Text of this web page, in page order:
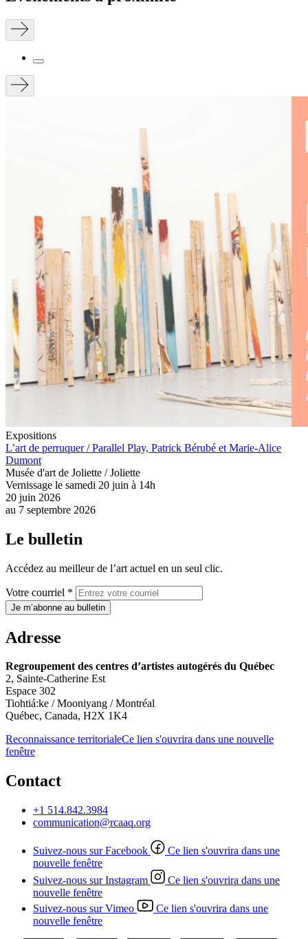
Expositions
L’art de perruquer / Parallel Play​, Patrick Bérubé et Marie-Alice
Dumont
Musée d'art de Joliette / Joliette
Vernissage le samedi 20 juin à 14h
20 juin 2026
au 7 septembre 2026
Le bulletin
Accédez au meilleur de l’art actuel en un seul clic.
Votre courriel *
Je m’abonne au bulletin
Adresse
Regroupement des centres d’artistes autogérés du Québec
2, Sainte-Catherine Est
Espace 302
Tiohtiá:ke / Mooniyang / Montréal
Québec, Canada, H2X 1K4
Reconnaissance territorialeCe lien s'ouvrira dans une nouvelle
fenêtre
Contact
+1 514.842.3984
communication@rcaaq.org
Suivez-nous sur Facebook
Ce lien s'ouvrira dans une
nouvelle fenêtre
Suivez-nous sur Instagram
Ce lien s'ouvrira dans une
nouvelle fenêtre
Suivez-nous sur Vimeo
Ce lien s'ouvrira dans une
nouvelle fenêtre